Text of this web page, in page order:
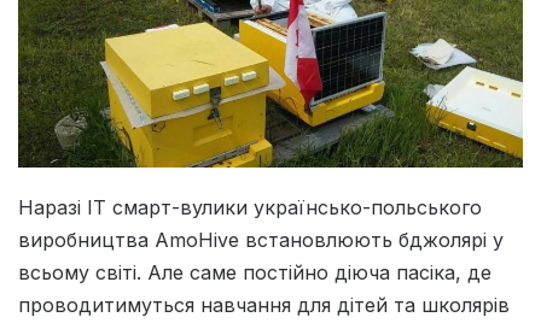
Наразі IT смарт-вулики українсько-польського
виробництва AmoHive встановлюють бджолярі у
всьому світі. Але саме постійно діюча пасіка, де
проводитимуться навчання для дітей та школярів